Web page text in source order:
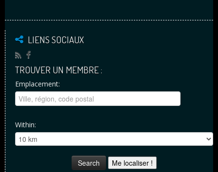
LIENS SOCIAUX
TROUVER UN MEMBRE :
Emplacement:
Within:
Me localiser !